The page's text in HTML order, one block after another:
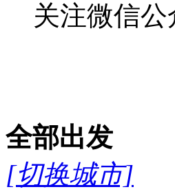
关注微信公
全部出发
[切换城市]